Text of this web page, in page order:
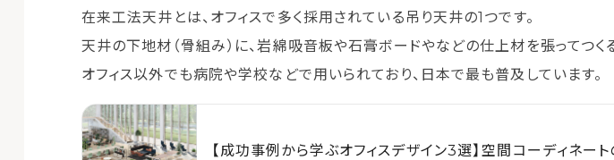
在来工法天井とは、オフィスで多く採用されている吊り天井の1つです。
天井の下地材（骨組み）に、岩綿吸音板や石膏ボードやなどの仕上材を張ってつく
オフィス以外でも病院や学校などで用いられており、日本で最も普及しています。
【成功事例から学ぶオフィスデザイン3選】空間コーディネー